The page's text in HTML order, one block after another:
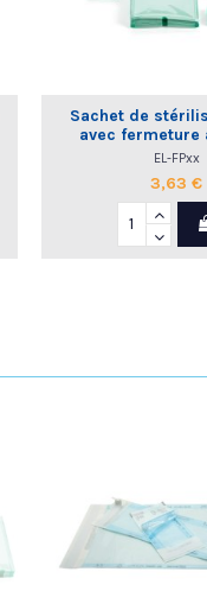
Sachet de
avec fermeture
EL-FPxx
3,63 €